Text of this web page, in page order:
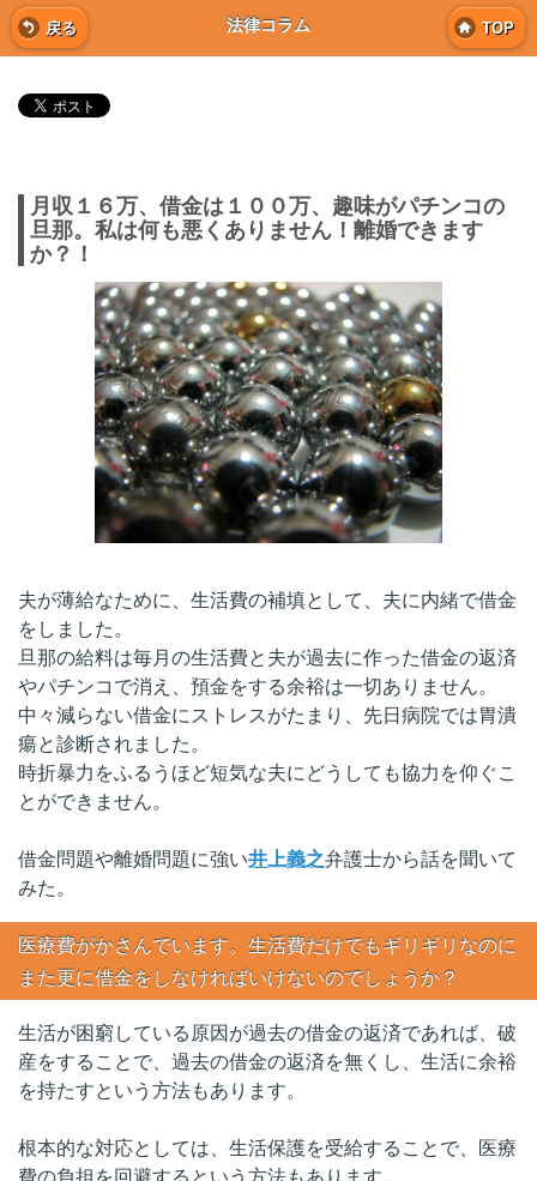
戻る 法律コラム TOP
月収１６万、借金は１００万、趣味がパチンコの
旦那。私は何も悪くありません！離婚できます
か？！
夫が薄給なために、生活費の補填として、夫に内緒で借金
をしました。
旦那の給料は毎月の生活費と夫が過去に作った借金の返済
やパチンコで消え、預金をする余裕は一切ありません。
中々減らない借金にストレスがたまり、先日病院では胃潰
瘍と診断されました。
時折暴力をふるうほど短気な夫にどうしても協力を仰ぐこ
とができません。
借金問題や離婚問題に強い井上義之弁護士から話を聞いて
みた。
医療費がかさんでいます。生活費だけでもギリギリなのに
また更に借金をしなければいけないのでしょうか？
生活が困窮している原因が過去の借金の返済であれば、破
産をすることで、過去の借金の返済を無くし、生活に余裕
を持たすという方法もあります。
根本的な対応としては、生活保護を受給することで、医療
費の負担を回避するという方法もあります。